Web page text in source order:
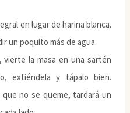
en lugar de harina blanca.
un poquito más de agua.
la masa en una sartén
extiéndela y tápalo bien.
no se queme, tardará un